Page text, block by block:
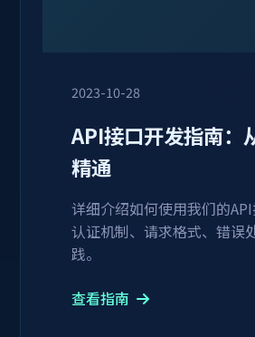
2023-10-28
API接口开发指南：
精通
详细介绍如何使用我们的
认证机制、请求格式、错误
践。
查看指南